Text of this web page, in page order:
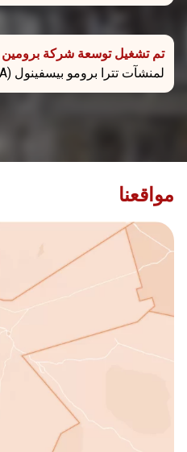
تم تشغيل توسعة شركة برومين
لمنشآت تترا برومو بيسفينول (TBBPA).
مواقعنا